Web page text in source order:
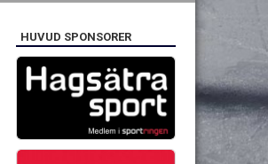
HUVUD SPONSORER